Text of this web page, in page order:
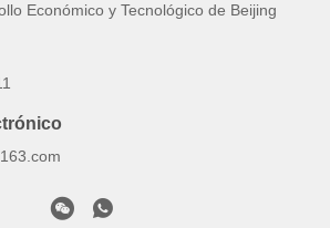
Económico y Tecnológico de Beijing